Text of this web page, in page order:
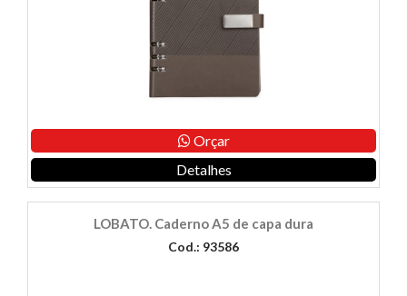
Orçar
Detalhes
LOBATO. Caderno A5 de capa dura
Cod.: 93586